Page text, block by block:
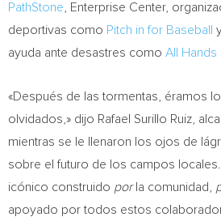
PathStone , Enterprise Center,
deportivas como Pitch in for Baseball
ayuda ante desastres como All Hands
«Después de las tormentas, éramos
olvidados,» dijo Rafael Surillo Ruiz ,
mientras se le llenaron los ojos de
sobre el futuro de los campos locales.
icónico construido porla comunidad,
apoyado por todos estos